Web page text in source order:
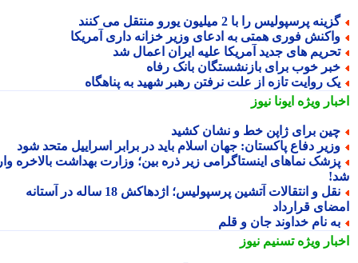
پرسپولیس را با 2 میلیون یورو منتقل می کنند
فوری همتی به ادعای وزیر خزانه داری آمریکا
های جدید آمریکا علیه ایران اعمال شد
خوب برای بازنشستگان بانک رفاه
روایت تازه از علت نرفتن رهبر شهید به پناهگاه
ویژهایونا نیوز
برای ژاپن خط و نشان کشید
دفاع پاکستان: جهان اسلام باید در برابر اسراییل متحد شود
نماهای اینستاگرامی زیر ذره بین؛ وزارت بهداشت بالاخره وارد
نقل و انتقالات آتشین پرسپولیس؛ اژدهاکش 18 ساله در آستانه
قرارداد
نام خداوند جان و قلم
ویژهتسنیم نیوز